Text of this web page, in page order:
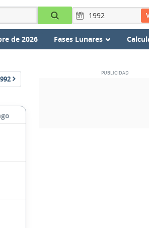
de 2026 Fases Lunares